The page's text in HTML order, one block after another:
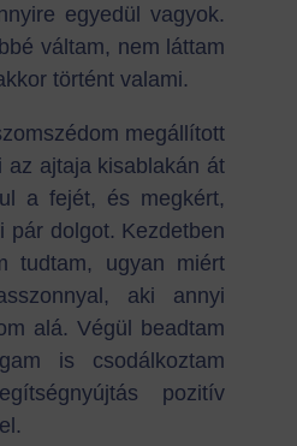
egyedül vagyok.
váltam, nem láttam
történt valami.
megállított
az ajtaja kisablakán át
a fejét, és megkért,
pár dolgot. Kezdetben
tudtam, ugyan miért
aki annyi
alá. Végül beadtam
is csodálkoztam
pozitív